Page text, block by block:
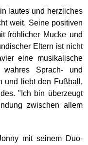
lautes und herzliches
weit. Seine positiven
fröhlicher Mucke und
Eltern ist nicht
eine musikalische
Sprach- und
und liebt den Fußball,
"Ich bin überzeugt
zwischen allem
mit seinem Duo-